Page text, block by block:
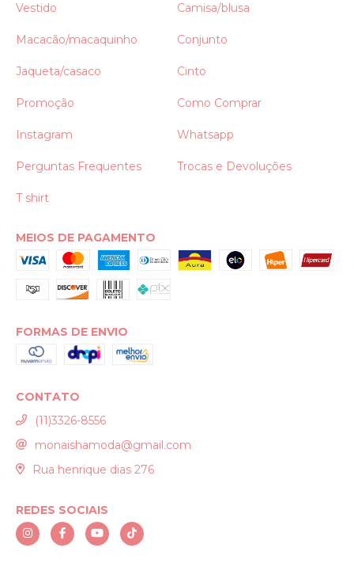
Vestido Camisa/blusa
Macacão/macaquinho Conjunto
Jaqueta/casaco Cinto
Promoção Como Comprar
Instagram Whatsapp
Perguntas Frequentes Trocas e Devoluções
T shirt
MEIOS DE PAGAMENTO
FORMAS DE ENVIO
CONTATO
(11)3326-8556
monaishamoda@gmail.com
Rua henrique dias 276
REDES SOCIAIS